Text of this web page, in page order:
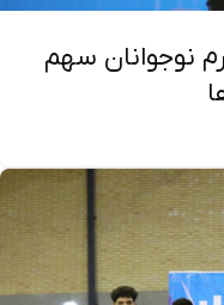
۱۰۲ کیلوگرم نوجوانان سهم